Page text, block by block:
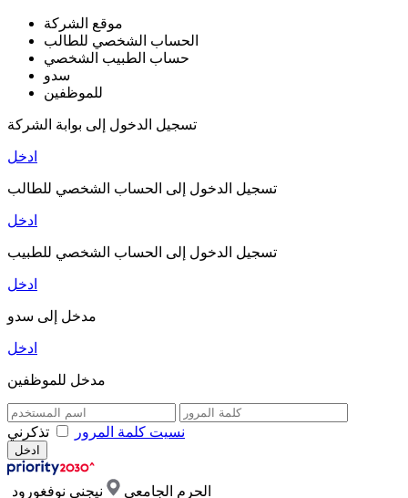
موقع الشركة
الحساب الشخصي للطالب
حساب الطبيب الشخصي
سدو
للموظفين
تسجيل الدخول إلى بوابة الشركة
ادخل
تسجيل الدخول إلى الحساب الشخصي للطالب
ادخل
تسجيل الدخول إلى الحساب الشخصي للطبيب
ادخل
مدخل إلى سدو
ادخل
مدخل للموظفين
نسيت كلمة المرور تذكرني
الحرم الجامعي
نيجني نوفغورود